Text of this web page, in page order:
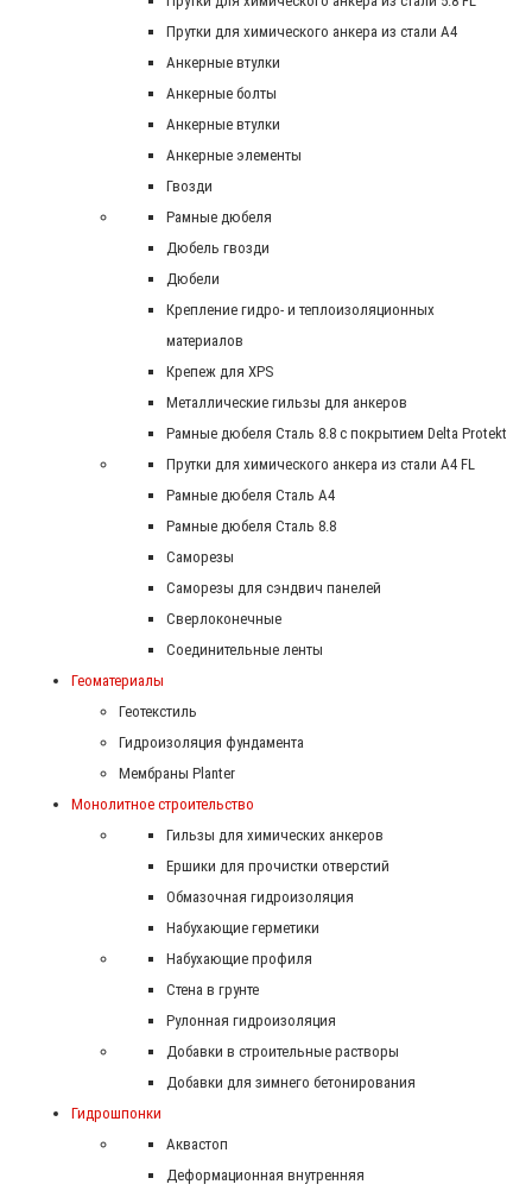
Прутки для химического анкера из стали А4
Анкерные втулки
Анкерные болты
Анкерные втулки
Анкерные элементы
Гвозди
Рамные дюбеля
Дюбель гвозди
Дюбели
Крепление гидро- и теплоизоляционных
материалов
Крепеж для XPS
Металлические гильзы для анкеров
Рамные дюбеля Сталь 8.8 с покрытием Delta Protekt
Прутки для химического анкера из стали А4 FL
Рамные дюбеля Сталь A4
Рамные дюбеля Сталь 8.8
Саморезы
Саморезы для сэндвич панелей
Сверлоконечные
Соединительные ленты
Геоматериалы
Геотекстиль
Гидроизоляция фундамента
Мембраны Planter
Монолитное строительство
Гильзы для химических анкеров
Ершики для прочистки отверстий
Обмазочная гидроизоляция
Набухающие герметики
Набухающие профиля
Стена в грунте
Рулонная гидроизоляция
Добавки в строительные растворы
Добавки для зимнего бетонирования
Гидрошпонки
Аквастоп
Деформационная внутренняя